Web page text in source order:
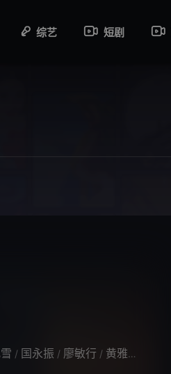
综艺 短剧
/ 国永振 / 廖敏行 / 黄雅洁